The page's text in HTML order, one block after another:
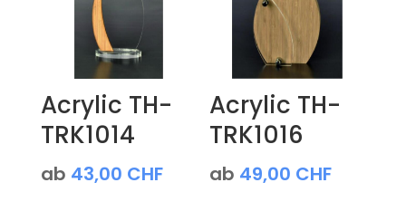
Acrylic TH-
TRK1014
ab 43,00 CHF
Acrylic TH-
TRK1016
ab 49,00 CHF